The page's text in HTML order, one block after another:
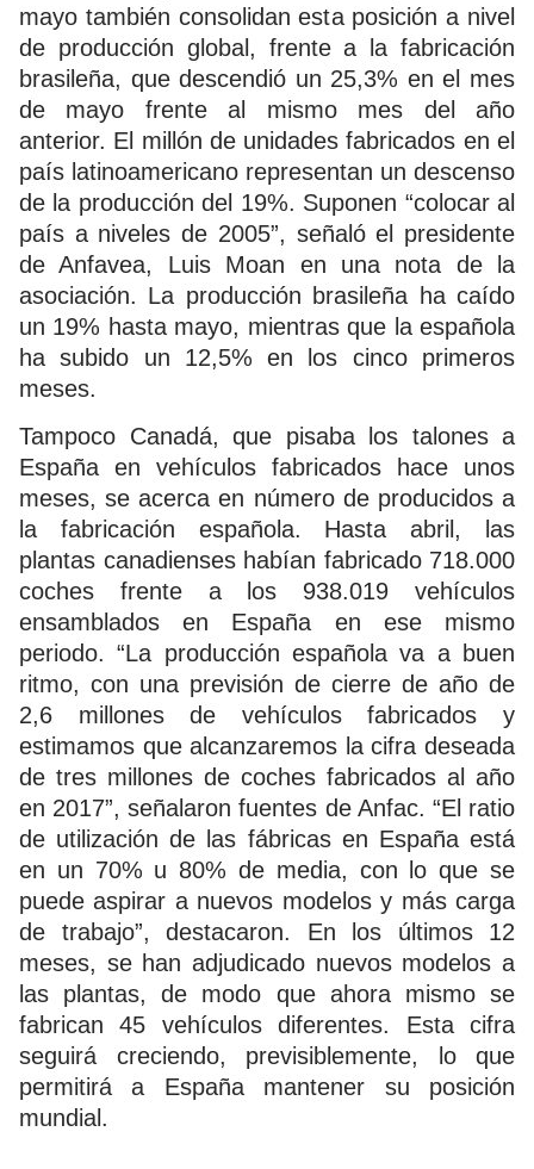
mayo también consolidan esta posición a nivel
de producción global, frente a la fabricación
brasileña, que descendió un 25,3% en el mes
de mayo frente al mismo mes del año
anterior. El millón de unidades fabricados en el
país latinoamericano representan un descenso
de la producción del 19%. Suponen “colocar al
país a niveles de 2005”, señaló el presidente
de Anfavea, Luis Moan en una nota de la
asociación. La producción brasileña ha caído
un 19% hasta mayo, mientras que la española
ha subido un 12,5% en los cinco primeros
meses.
Tampoco Canadá, que pisaba los talones a
España en vehículos fabricados hace unos
meses, se acerca en número de producidos a
la fabricación española. Hasta abril, las
plantas canadienses habían fabricado 718.000
coches frente a los 938.019 vehículos
ensamblados en España en ese mismo
periodo. “La producción española va a buen
ritmo, con una previsión de cierre de año de
2,6 millones de vehículos fabricados y
estimamos que alcanzaremos la cifra deseada
de tres millones de coches fabricados al año
en 2017”, señalaron fuentes de Anfac. “El ratio
de utilización de las fábricas en España está
en un 70% u 80% de media, con lo que se
puede aspirar a nuevos modelos y más carga
de trabajo”, destacaron. En los últimos 12
meses, se han adjudicado nuevos modelos a
las plantas, de modo que ahora mismo se
fabrican 45 vehículos diferentes. Esta cifra
seguirá creciendo, previsiblemente, lo que
permitirá a España mantener su posición
mundial.